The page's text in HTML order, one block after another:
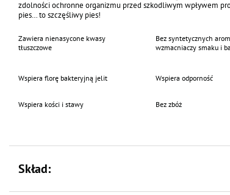
zdolności ochronne organizmu przed szkodliwym wpływem
pies… to szczęśliwy pies!
Zawiera nienasycone kwasy
tłuszczowe
Bez syntetycznych
wzmacniaczy smaku i
Wspiera florę bakteryjną jelit Wspiera odporność
Wspiera kości i stawy Bez zbóż
Skład: